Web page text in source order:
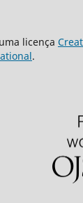
licença
.